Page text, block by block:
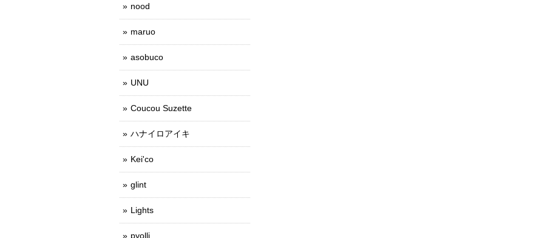
nood
maruo
asobuco
UNU
Coucou Suzette
ハナイロアイキ
Kei'co
glint
Lights
pyolli